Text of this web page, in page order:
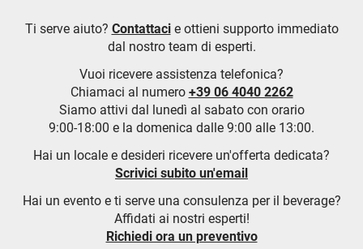
Ti serve aiuto? Contattacie ottieni supporto immediato
dal nostro team di esperti.
Vuoi ricevere assistenza telefonica?
Chiamaci al numero +39 06 4040 2262
Siamo attivi dal lunedì al sabato con orario
9:00-18:00 e la domenica dalle 9:00 alle 13:00.
Hai un locale e desideri ricevere un'offerta dedicata?
Scrivici subito un'email
Hai un evento e ti serve una consulenza per il beverage?
Affidati ai nostri esperti!
Richiedi ora un preventivo